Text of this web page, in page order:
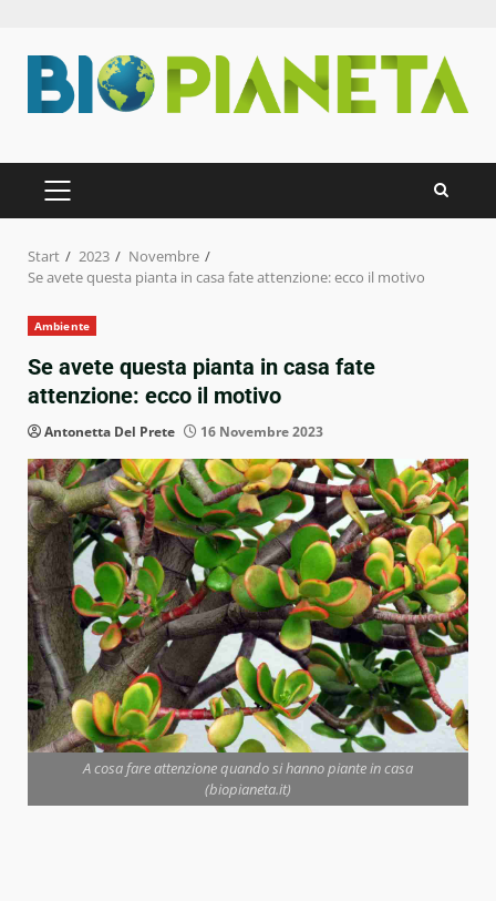
Inhalt
springen
PRIMÄRES
MENÜ
Start 2023
Novembre
Se avete questa pianta in casa fate attenzione: ecco il motivo
Ambiente
Se avete questa pianta in casa fate
attenzione: ecco il motivo
Antonetta Del Prete 16 Novembre 2023
A cosa fare attenzione quando si hanno piante in casa
(biopianeta.it)